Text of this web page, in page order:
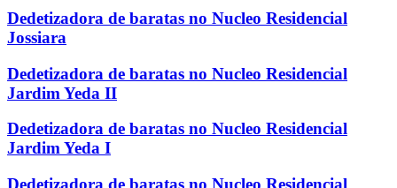
Dedetizadora de baratas no Nucleo Residencial
Jossiara
Dedetizadora de baratas no Nucleo Residencial
Jardim Yeda II
Dedetizadora de baratas no Nucleo Residencial
Jardim Yeda I
Dedetizadora de baratas no Nucleo Residencial